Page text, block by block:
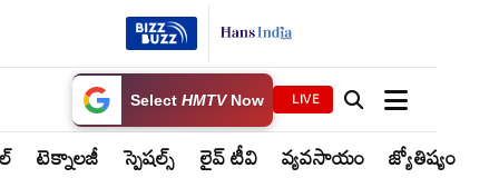
Select HMTVNow LIVE
టెక్నాలజీ స్పెషల్స్ లైవ్ టీవి వ్యవసాయం జ్యోతిష్యం